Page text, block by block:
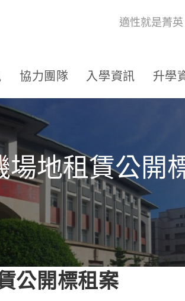
適性就是菁
協力團隊 入學資訊 升學
地租賃公開
公開標租案